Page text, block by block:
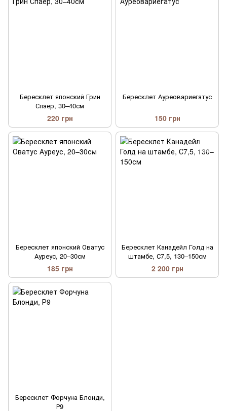
Бересклет японский Грин
Спаер, 30–40см
220 грн
Бересклет Ауреовариегатус
150 грн
Бересклет японский Оватус
Ауреус, 20–30см
185 грн
Бересклет Канадейл Голд на
штамбе, С7,5, 130–150см
2 200 грн
Бересклет Форчуна Блонди,
Р9